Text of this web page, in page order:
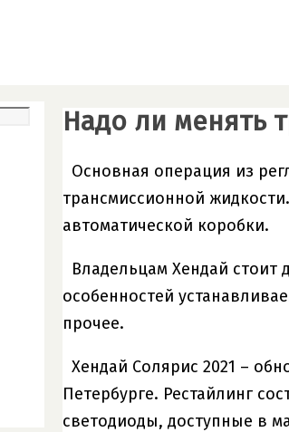
Надо ли менять
Основная операция из
трансмиссионной
автоматической коробки.
Владельцам Хендай стоит
особенностей
прочее.
Хендай Солярис 2021 –
Петербурге. Рестайлинг
светодиоды, доступные в